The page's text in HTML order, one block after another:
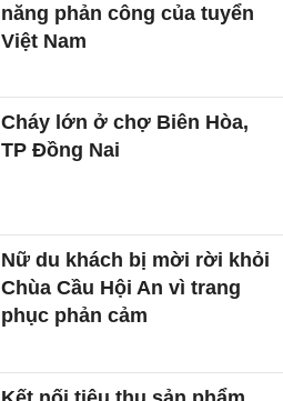
năng phản công của tuyển
Việt Nam
Cháy lớn ở chợ Biên Hòa,
TP Đồng Nai
Nữ du khách bị mời rời khỏi
Chùa Cầu Hội An vì trang
phục phản cảm